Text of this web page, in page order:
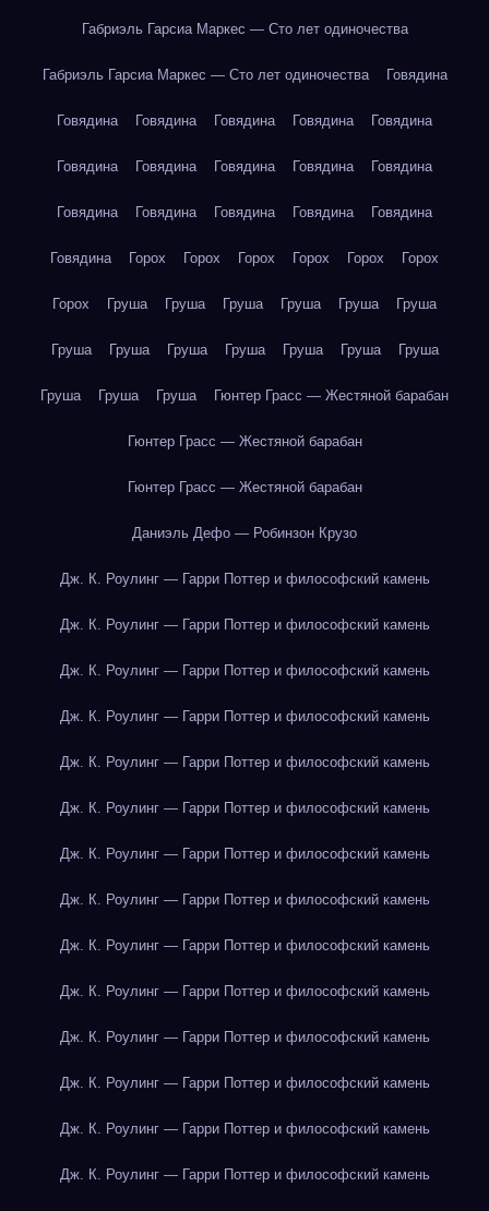
Габриэль Гарсиа Маркес — Сто лет одиночества
Габриэль Гарсиа Маркес — Сто лет одиночества Говядина
Говядина Говядина Говядина Говядина Говядина
Говядина Говядина Говядина Говядина Говядина
Говядина Говядина Говядина Говядина Говядина
Говядина Горох Горох Горох Горох Горох Горох
Горох Груша Груша Груша Груша Груша Груша
Груша Груша Груша Груша Груша Груша Груша
Груша Груша Груша Гюнтер Грасс — Жестяной барабан
Гюнтер Грасс — Жестяной барабан
Гюнтер Грасс — Жестяной барабан
Даниэль Дефо — Робинзон Крузо
Дж. К. Роулинг — Гарри Поттер и философский камень
Дж. К. Роулинг — Гарри Поттер и философский камень
Дж. К. Роулинг — Гарри Поттер и философский камень
Дж. К. Роулинг — Гарри Поттер и философский камень
Дж. К. Роулинг — Гарри Поттер и философский камень
Дж. К. Роулинг — Гарри Поттер и философский камень
Дж. К. Роулинг — Гарри Поттер и философский камень
Дж. К. Роулинг — Гарри Поттер и философский камень
Дж. К. Роулинг — Гарри Поттер и философский камень
Дж. К. Роулинг — Гарри Поттер и философский камень
Дж. К. Роулинг — Гарри Поттер и философский камень
Дж. К. Роулинг — Гарри Поттер и философский камень
Дж. К. Роулинг — Гарри Поттер и философский камень
Дж. К. Роулинг — Гарри Поттер и философский камень